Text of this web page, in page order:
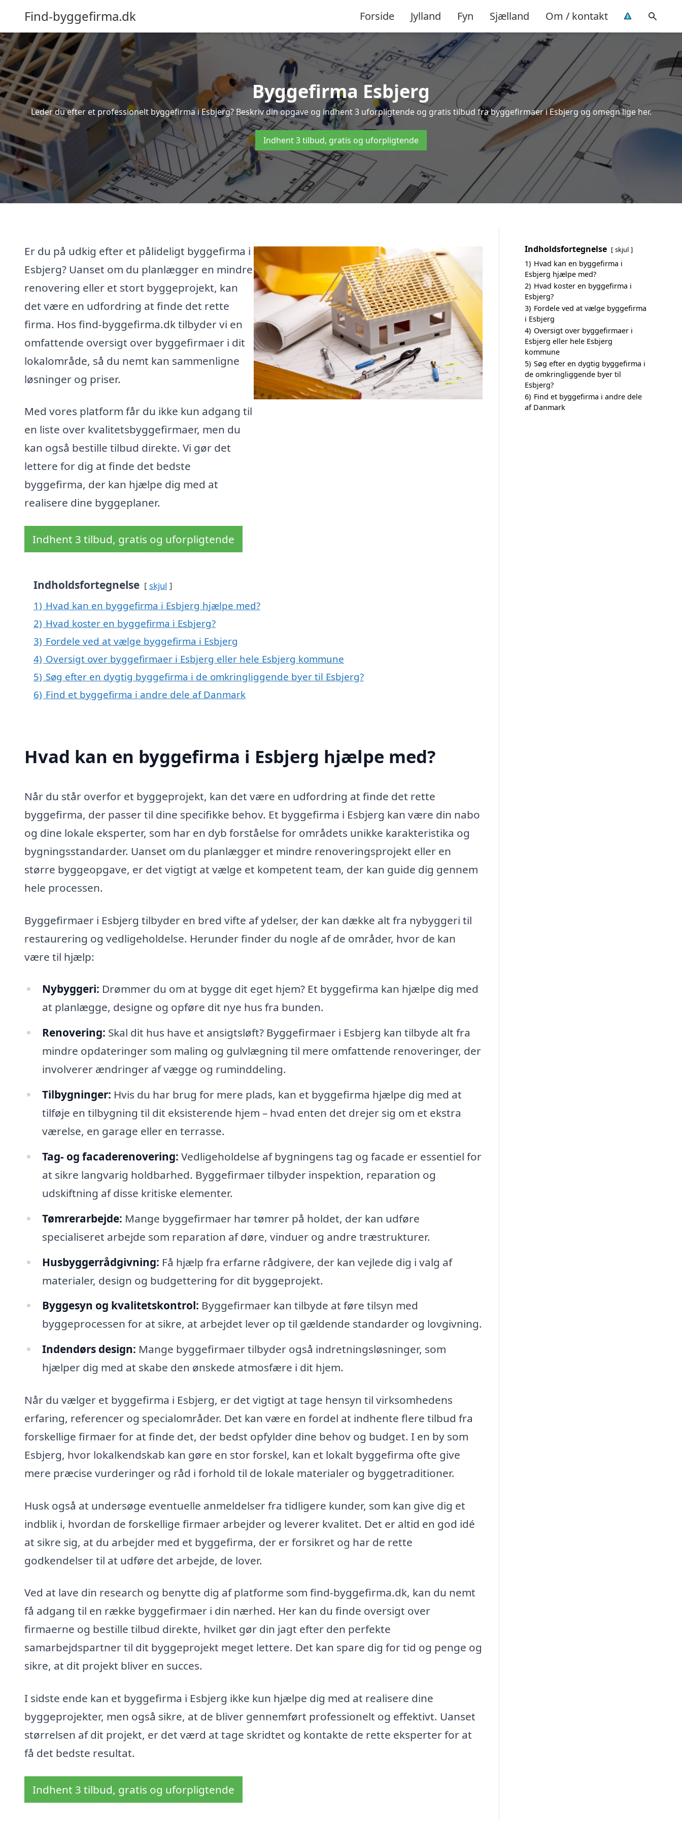
Find-byggefirma.dk Forside Jylland Fyn Sjælland Om / kontakt
Byggefirma Esbjerg
Leder du efter et professionelt byggefirma i Esbjerg? Beskriv din opgave og indhent 3 uforpligtende og gratis tilbud fra byggefirmaer i Esbjerg og omegn lige her.
Indhent 3 tilbud, gratis og uforpligtende
Er du på udkig efter et pålideligt byggefirma i
Esbjerg? Uanset om du planlægger en mindre
renovering eller et stort byggeprojekt, kan
det være en udfordring at finde det rette
firma. Hos find-byggefirma.dk tilbyder vi en
omfattende oversigt over byggefirmaer i dit
lokalområde, så du nemt kan sammenligne
løsninger og priser.
Med vores platform får du ikke kun adgang til
en liste over kvalitetsbyggefirmaer, men du
kan også bestille tilbud direkte. Vi gør det
lettere for dig at finde det bedste
byggefirma, der kan hjælpe dig med at
realisere dine byggeplaner.
Indhent 3 tilbud, gratis og uforpligtende
Indholdsfortegnelse skjul
1) Hvad kan en byggefirma i Esbjerg hjælpe med?
2) Hvad koster en byggefirma i Esbjerg?
3) Fordele ved at vælge byggefirma i Esbjerg
4) Oversigt over byggefirmaer i Esbjerg eller hele Esbjerg kommune
5) Søg efter en dygtig byggefirma i de omkringliggende byer til Esbjerg?
6) Find et byggefirma i andre dele af Danmark
Hvad kan en byggefirma i Esbjerg hjælpe med?
Når du står overfor et byggeprojekt, kan det være en udfordring at finde det rette
byggefirma, der passer til dine specifikke behov. Et byggefirma i Esbjerg kan være din nabo
og dine lokale eksperter, som har en dyb forståelse for områdets unikke karakteristika og
bygningsstandarder. Uanset om du planlægger et mindre renoveringsprojekt eller en
større byggeopgave, er det vigtigt at vælge et kompetent team, der kan guide dig gennem
hele processen.
Byggefirmaer i Esbjerg tilbyder en bred vifte af ydelser, der kan dække alt fra nybyggeri til
restaurering og vedligeholdelse. Herunder finder du nogle af de områder, hvor de kan
være til hjælp:
Nybyggeri: Drømmer du om at bygge dit eget hjem? Et byggefirma kan hjælpe dig med
at planlægge, designe og opføre dit nye hus fra bunden.
Renovering: Skal dit hus have et ansigtsløft? Byggefirmaer i Esbjerg kan tilbyde alt fra
mindre opdateringer som maling og gulvlægning til mere omfattende renoveringer, der
involverer ændringer af vægge og ruminddeling.
Tilbygninger: Hvis du har brug for mere plads, kan et byggefirma hjælpe dig med at
tilføje en tilbygning til dit eksisterende hjem – hvad enten det drejer sig om et ekstra
værelse, en garage eller en terrasse.
Tag- og facaderenovering: Vedligeholdelse af bygningens tag og facade er essentiel for
at sikre langvarig holdbarhed. Byggefirmaer tilbyder inspektion, reparation og
udskiftning af disse kritiske elementer.
Tømrerarbejde: Mange byggefirmaer har tømrer på holdet, der kan udføre
specialiseret arbejde som reparation af døre, vinduer og andre træstrukturer.
Husbyggerrådgivning: Få hjælp fra erfarne rådgivere, der kan vejlede dig i valg af
materialer, design og budgettering for dit byggeprojekt.
Byggesyn og kvalitetskontrol: Byggefirmaer kan tilbyde at føre tilsyn med
byggeprocessen for at sikre, at arbejdet lever op til gældende standarder og lovgivning.
Indendørs design: Mange byggefirmaer tilbyder også indretningsløsninger, som
hjælper dig med at skabe den ønskede atmosfære i dit hjem.
Når du vælger et byggefirma i Esbjerg, er det vigtigt at tage hensyn til virksomhedens
erfaring, referencer og specialområder. Det kan være en fordel at indhente flere tilbud fra
forskellige firmaer for at finde det, der bedst opfylder dine behov og budget. I en by som
Esbjerg, hvor lokalkendskab kan gøre en stor forskel, kan et lokalt byggefirma ofte give
mere præcise vurderinger og råd i forhold til de lokale materialer og byggetraditioner.
Husk også at undersøge eventuelle anmeldelser fra tidligere kunder, som kan give dig et
indblik i, hvordan de forskellige firmaer arbejder og leverer kvalitet. Det er altid en god idé
at sikre sig, at du arbejder med et byggefirma, der er forsikret og har de rette
godkendelser til at udføre det arbejde, de lover.
Ved at lave din research og benytte dig af platforme som find-byggefirma.dk, kan du nemt
få adgang til en række byggefirmaer i din nærhed. Her kan du finde oversigt over
firmaerne og bestille tilbud direkte, hvilket gør din jagt efter den perfekte
samarbejdspartner til dit byggeprojekt meget lettere. Det kan spare dig for tid og penge og
sikre, at dit projekt bliver en succes.
I sidste ende kan et byggefirma i Esbjerg ikke kun hjælpe dig med at realisere dine
byggeprojekter, men også sikre, at de bliver gennemført professionelt og effektivt. Uanset
størrelsen af dit projekt, er det værd at tage skridtet og kontakte de rette eksperter for at
få det bedste resultat.
Indhent 3 tilbud, gratis og uforpligtende
Indholdsfortegnelse skjul
1) Hvad kan en byggefirma i
Esbjerg hjælpe med?
2) Hvad koster en byggefirma i
Esbjerg?
3) Fordele ved at vælge byggefirma
i Esbjerg
4) Oversigt over byggefirmaer i
Esbjerg eller hele Esbjerg
kommune
5) Søg efter en dygtig byggefirma i
de omkringliggende byer til
Esbjerg?
6) Find et byggefirma i andre dele
af Danmark